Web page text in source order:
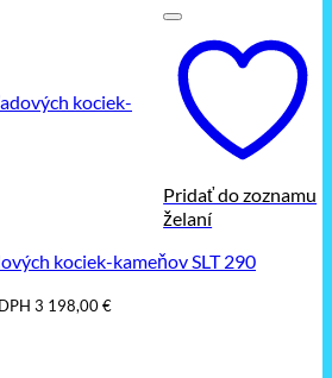
Pridať do zoznamu
želaní
kociek-kameňov SLT 290
3 198,00€